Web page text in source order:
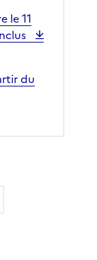
le 11
du
par email